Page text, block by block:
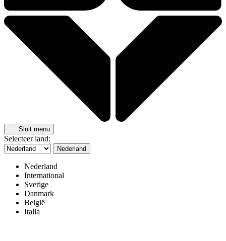
Sluit menu
Selecteer land:
Nederland
Nederland
International
Sverige
Danmark
België
Italia